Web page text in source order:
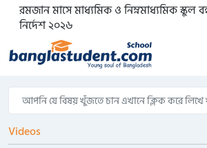
রমজান মাসে মাধ্যমিক ও নিম্নমাধ্যমিক স্কুল
নির্দেশ ২০২৬
Videos